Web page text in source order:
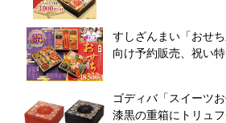
すしざんまい「おせ
向け予約販売、祝い
ゴディバ「スイーツ
漆黒の重箱にトリュ